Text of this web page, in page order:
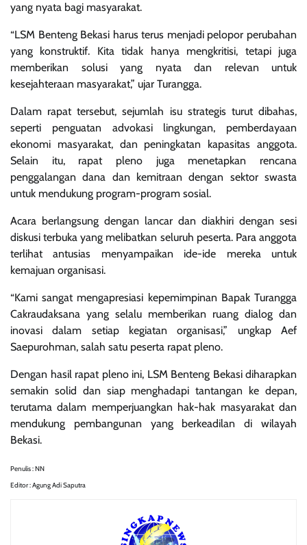
yang nyata bagi masyarakat.
“LSM Benteng Bekasi harus terus menjadi pelopor perubahan
yang konstruktif. Kita tidak hanya mengkritisi, tetapi juga
memberikan solusi yang nyata dan relevan untuk
kesejahteraan masyarakat,” ujar Turangga.
Dalam rapat tersebut, sejumlah isu strategis turut dibahas,
seperti penguatan advokasi lingkungan, pemberdayaan
ekonomi masyarakat, dan peningkatan kapasitas anggota.
Selain itu, rapat pleno juga menetapkan rencana
penggalangan dana dan kemitraan dengan sektor swasta
untuk mendukung program-program sosial.
Acara berlangsung dengan lancar dan diakhiri dengan sesi
diskusi terbuka yang melibatkan seluruh peserta. Para anggota
terlihat antusias menyampaikan ide-ide mereka untuk
kemajuan organisasi.
“Kami sangat mengapresiasi kepemimpinan Bapak Turangga
Cakraudaksana yang selalu memberikan ruang dialog dan
inovasi dalam setiap kegiatan organisasi,” ungkap Aef
Saepurohman, salah satu peserta rapat pleno.
Dengan hasil rapat pleno ini, LSM Benteng Bekasi diharapkan
semakin solid dan siap menghadapi tantangan ke depan,
terutama dalam memperjuangkan hak-hak masyarakat dan
mendukung pembangunan yang berkeadilan di wilayah
Bekasi.
Penulis : NN
Editor : Agung Adi Saputra